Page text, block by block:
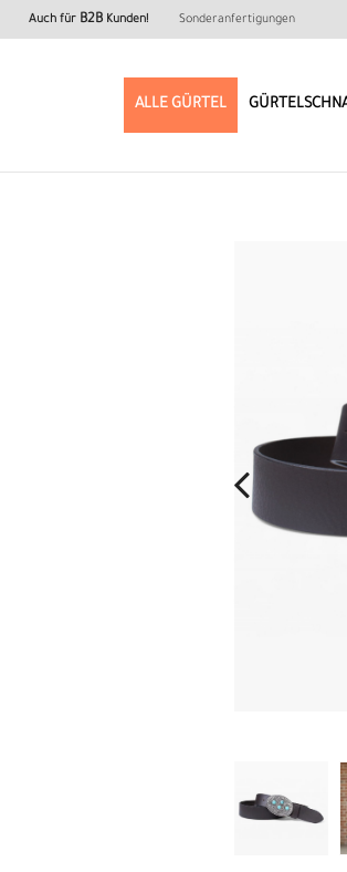
Auch für B2B Kunden! Sonderanfertigungen
ALLE GÜRTEL